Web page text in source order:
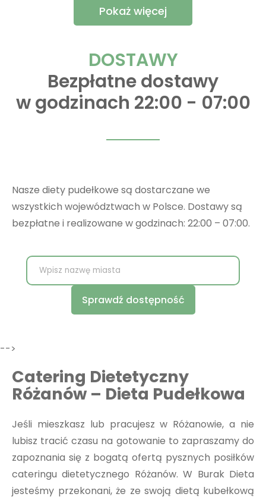
Pokaż więcej
DOSTAWY
Bezpłatne dostawy
w godzinach 22:00 - 07:00
Nasze diety pudełkowe są dostarczane we
wszystkich województwach w Polsce. Dostawy są
bezpłatne i realizowane w godzinach: 22:00 – 07:00.
Sprawdź dostępność
-->
Catering Dietetyczny
Różanów – Dieta Pudełkowa
Jeśli mieszkasz lub pracujesz w Różanowie, a nie
lubisz tracić czasu na gotowanie to zapraszamy do
zapoznania się z bogatą ofertą pysznych posiłków
cateringu dietetycznego Różanów. W Burak Dieta
jesteśmy przekonani, że ze swoją dietą kubełkową